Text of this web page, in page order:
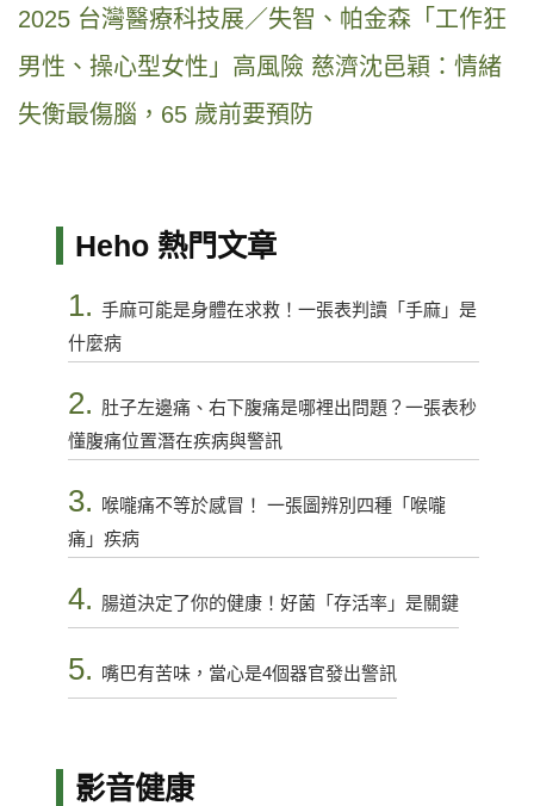
2025 台灣醫療科技展／失智、帕金森「工作狂
男性、操心型女性」高風險 慈濟沈邑穎：情緒
失衡最傷腦，65 歲前要預防
Heho 熱門文章
1. 手麻可能是身體在求救！一張表判讀「手麻」是
什麼病
2. 肚子左邊痛、右下腹痛是哪裡出問題？一張表秒
懂腹痛位置潛在疾病與警訊
3.
喉嚨痛不等於感冒！ 一張圖辨別四種「喉嚨
痛」疾病
4. 腸道決定了你的健康！好菌「存活率」是關鍵
5. 嘴巴有苦味，當心是4個器官發出警訊
影音健康